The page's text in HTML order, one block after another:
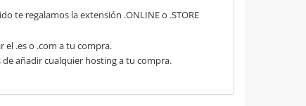
te regalamos la extensión .ONLINE o .STORE
el .es o .com a tu compra.
de añadir cualquier hosting a tu compra.